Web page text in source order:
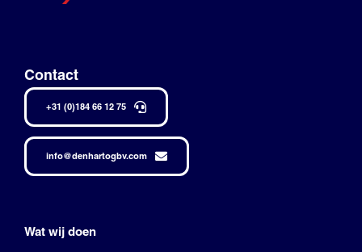
Contact
+31 (0)184 66 12 75
info@denhartogbv.com
Wat wij doen